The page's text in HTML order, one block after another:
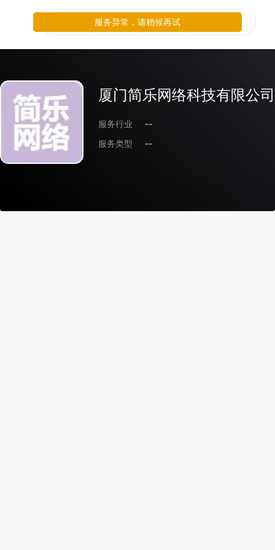
厦门简乐网络科技有限公司
服务行业
--
服务类型
--
服务异常，请稍候再试